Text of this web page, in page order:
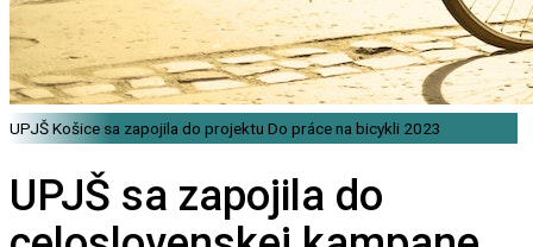
UPJŠ Košice sa zapojila do projektu Do práce na bicykli 2023
UPJŠ sa zapojila do